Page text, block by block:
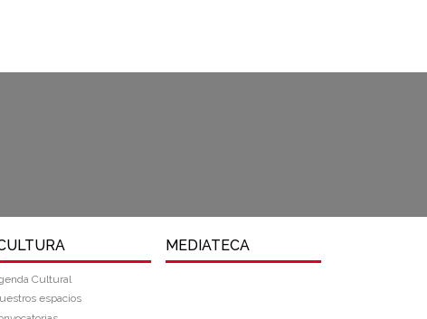
Cultural
espacios
MEDIATECA